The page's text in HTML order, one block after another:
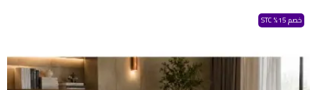
خصم 15% STC